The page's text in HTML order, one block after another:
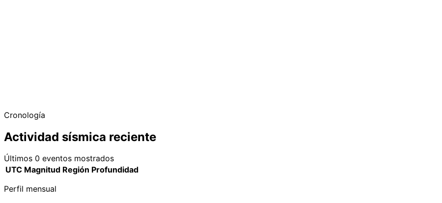
Cronología
Actividad sísmica reciente
Últimos 0 eventos mostrados
UTC Magnitud Región Profundidad
Perfil mensual